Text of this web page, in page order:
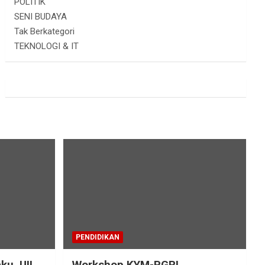
SENI BUDAYA
Tak Berkategori
TEKNOLOGI & IT
PENDIDIKAN